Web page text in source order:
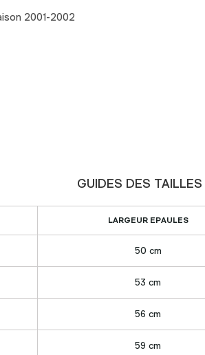
2001-2002
GUIDES DES TAILLES
LARGEUR EPAULES
50 cm
53 cm
56 cm
59 cm